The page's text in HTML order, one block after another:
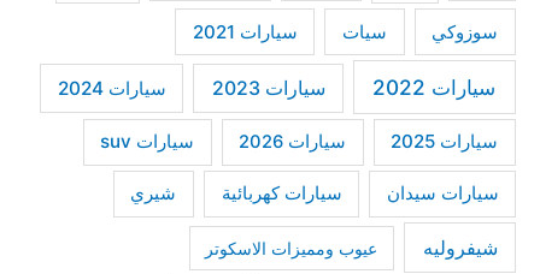
سوزوكي سيات سيارات 2021
سيارات 2022 سيارات 2023 سيارات 2024
سيارات 2025 سيارات 2026 سيارات suv
سيارات سيدان سيارات كهربائية شيري
شيفروليه عيوب ومميزات الاسكوتر